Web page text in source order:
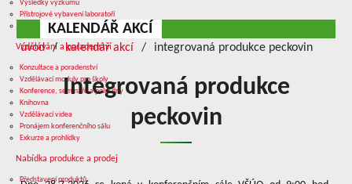
Výsledky výzkumu
Přístrojové vybavení laboratoří
Služby v oblasti výzkumu
Vzdělávání a poradenství
Konzultace a poradenství
Vzdělávací moduly pro školy
Konference, semináře a polní dny
Knihovna
Vzdělávací videa
Pronájem konferenčního sálu
Exkurze a prohlídky
Nabídka produkce a prodej
Představení produktů
KALENDÁŘ AKCÍ
úvod kalendář akcí integrovaná produkce peckovin
Integrovaná produkce
peckovin